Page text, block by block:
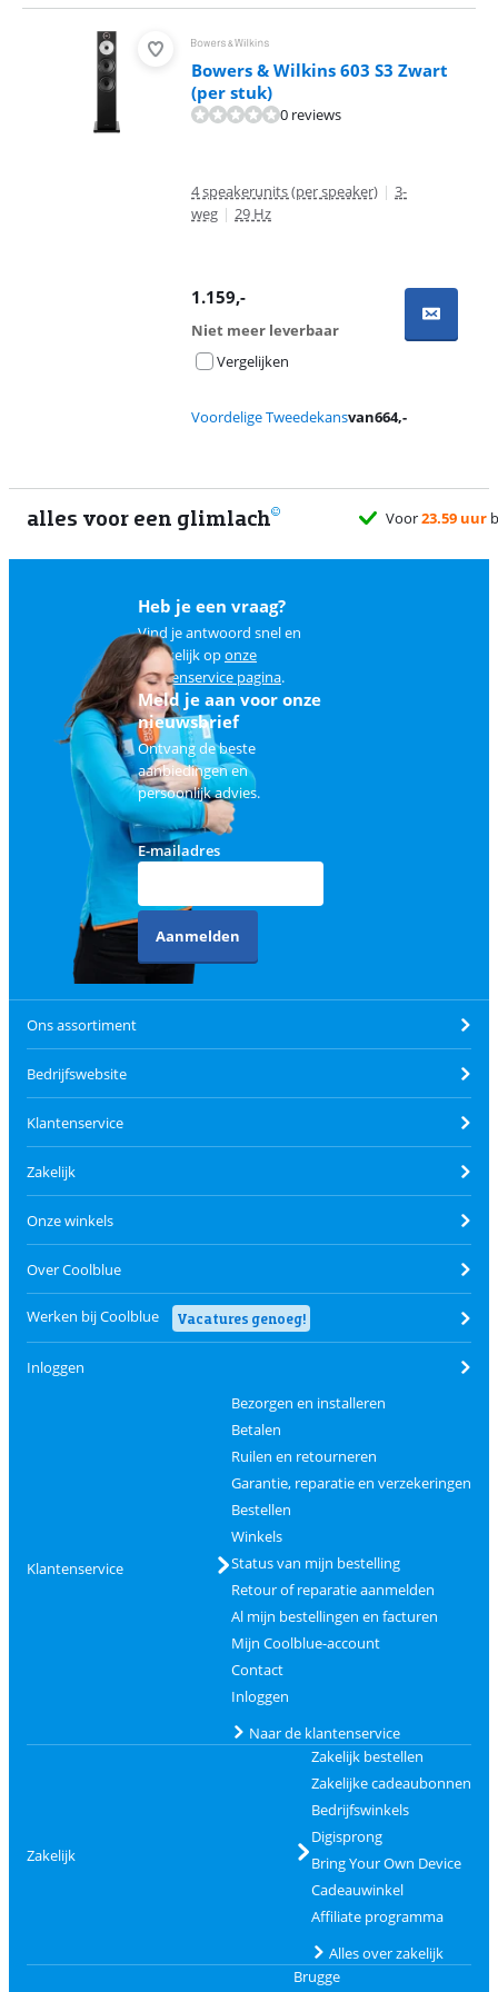
Bowers & Wilkins 603 S3 Zwart
(per stuk)
0 reviews
4 speakerunits (per speaker) | 3-
weg | 29 Hz
1.159,-
Niet meer leverbaar
Vergelijken
Voordelige Tweedekansvan664,-
alles voor een glimlach Voor23.59 uur
Heb je een vraag?
Vind je antwoord snel en
makkelijk oponze
klantenservice pagina.
Meld je aan voor onze
nieuwsbrief
Ontvang de beste
aanbiedingen en
persoonlijk advies.
E-mailadres
Aanmelden
Ons assortiment
Bedrijfswebsite
Klantenservice
Zakelijk
Onze winkels
Over Coolblue
Werken bij Coolblue Vacatures genoeg!
Inloggen
Klantenservice
Bezorgen en installeren
Betalen
Ruilen en retourneren
Garantie, reparatie en verzekeringen
Bestellen
Winkels
Status van mijn bestelling
Retour of reparatie aanmelden
Al mijn bestellingen en facturen
Mijn Coolblue-account
Contact
Inloggen
Naar de klantenservice
Zakelijk
Zakelijk bestellen
Zakelijke cadeaubonnen
Bedrijfswinkels
Digisprong
Bring Your Own Device
Cadeauwinkel
Affiliate programma
Alles over zakelijk
Brugge